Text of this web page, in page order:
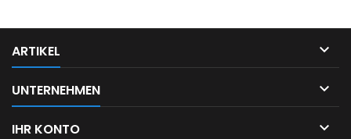
ARTIKEL 
UNTERNEHMEN 
IHR KONTO 